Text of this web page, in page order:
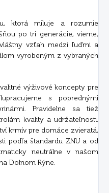
ktorá miluje a rozumie
po tri generácie, vieme,
vzťah medzi ľuďmi a
vyrobeným z vybraných
výživové koncepty pre
s poprednými
Pravidelne sa tiež
kvality a udržateľnosti.
krmív pre domáce zvieratá,
podľa štandardu ZNU a od
neutrálne v našom
Dolnom Rýne.